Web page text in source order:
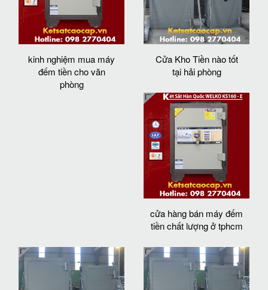
kinh nghiệm mua máy
đếm tiền cho văn
phòng
Cửa Kho Tiền nào tốt
tại hải phòng
cửa hàng bán máy đếm
tiền chất lượng ở tphcm